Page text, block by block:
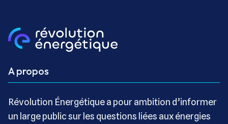
A propos
Révolution Énergétique a pour ambition d’informer
un large public sur les questions liées aux énergies